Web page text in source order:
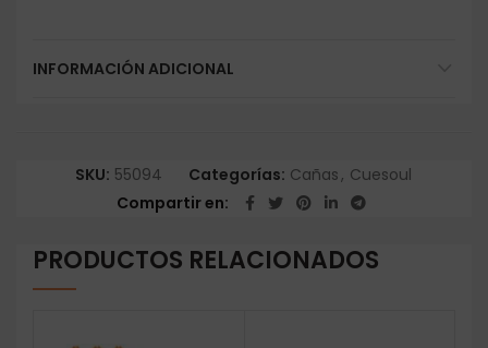
INFORMACIÓN ADICIONAL
SKU: 55094 Categorías: Cañas, Cuesoul
Compartir en
PRODUCTOS RELACIONADOS